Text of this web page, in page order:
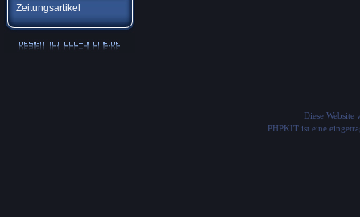
Zeitungsartikel
Diese Website
PHPKIT ist eine